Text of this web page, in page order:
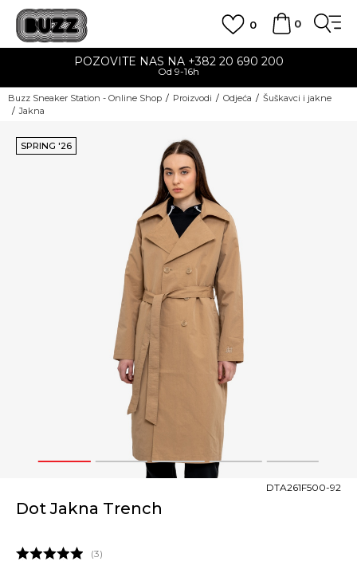
0
0
POZOVITE NAS NA +382 20 690 200
Od 9-16h
Buzz Sneaker Station - Online Shop Proizvodi Odjeća
Šuškavci i jakne
Jakna
1 2 3 4 5
SPRING '26
Dot Jakna Trench
DTA261F500-92
3